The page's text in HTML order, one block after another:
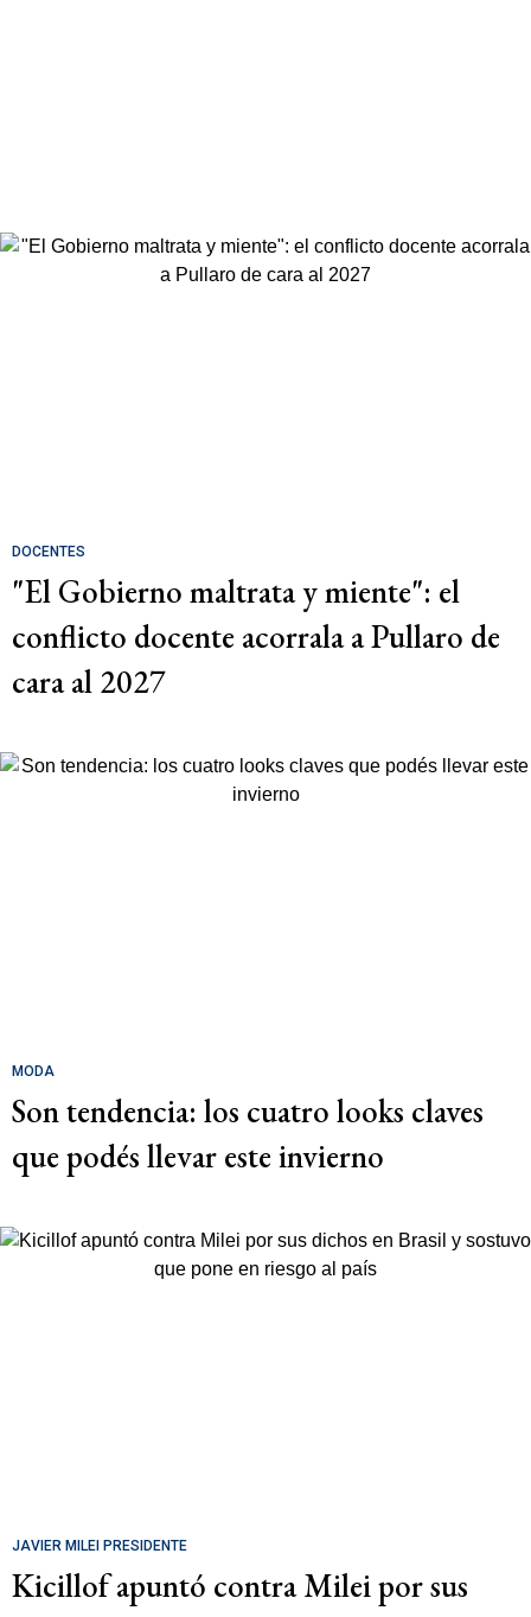
DOCENTES
"El Gobierno maltrata y miente": el
conflicto docente acorrala a Pullaro de
cara al 2027
MODA
Son tendencia: los cuatro looks claves
que podés llevar este invierno
JAVIER MILEI PRESIDENTE
Kicillof apuntó contra Milei por sus